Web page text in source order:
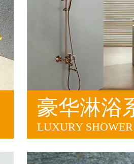
豪华淋浴
LUXURY SHOWER